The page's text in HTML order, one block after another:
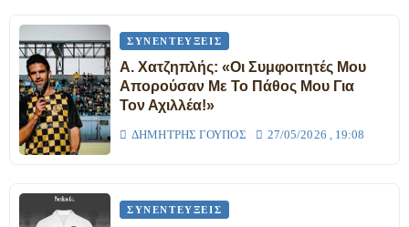
ΣΥΝΕΝΤΕΎΞΕΙΣ
Α. Χατζηπλής: «Οι Συμφοιτητές Μου
Απορούσαν Με Το Πάθος Μου Για
Τον Αχιλλέα!»
ΔΗΜΉΤΡΗΣ ΓΟΎΠΟΣ 27/05/2026 , 19:08
ΣΥΝΕΝΤΕΎΞΕΙΣ